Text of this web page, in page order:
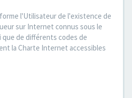
l'Utilisateur de l'existence de
sur Internet connus sous le
de différents codes de
la Charte Internet accessibles